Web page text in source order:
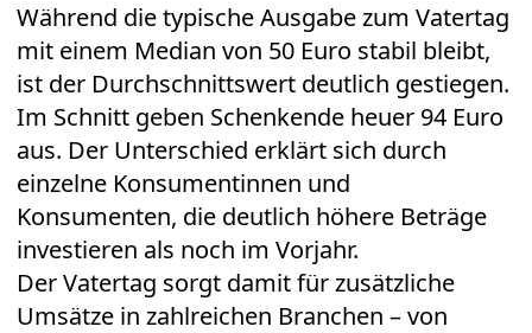
Während die typische Ausgabe zum Vatertag
mit einem Median von 50 Euro stabil bleibt,
ist der Durchschnittswert deutlich gestiegen.
Im Schnitt geben Schenkende heuer 94 Euro
aus. Der Unterschied erklärt sich durch
einzelne Konsumentinnen und
Konsumenten, die deutlich höhere Beträge
investieren als noch im Vorjahr.
Der Vatertag sorgt damit für zusätzliche
Umsätze in zahlreichen Branchen – von